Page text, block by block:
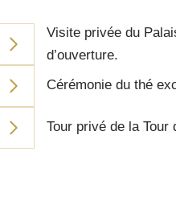
Visite privée du
d’ouverture.
Cérémonie du thé
Tour privé de la Tour